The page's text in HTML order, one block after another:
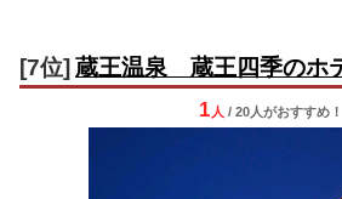
[7位] 蔵王温泉 蔵王四季のホ
1 人 / 20人がおすすめ！